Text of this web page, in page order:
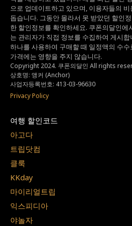
으로 업데이트하고 있으며, 이용자들의
돕습니다. 그동안 몰라서 못 받았던 할인
한 할인정보를 확인하세요. 쿠폰의달인에
는 관리자가 직접 정보를 수집하여 게시합
하나를 사용하여 구매할 때 일정액의 수
가격에는 영향을 주지 않습니다.
Copyright 2024. 쿠폰의달인 All rights
상호명: 앵커 (Anchor)
사업자등록번호: 413-03-96630
Privacy Policy
여행 할인코드
아고다
트립닷컴
클룩
KKday
마이리얼트립
익스피디아
야놀자